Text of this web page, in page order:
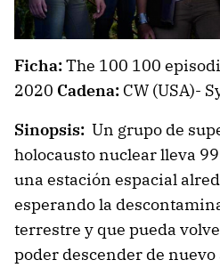
Ficha:The 100 100
2020 Cadena: CW (USA)-
Sinopsis: Un grupo de
holocausto nuclear lleva
una estación espacial
esperando la
terrestre y que pueda
poder descender de nuevo